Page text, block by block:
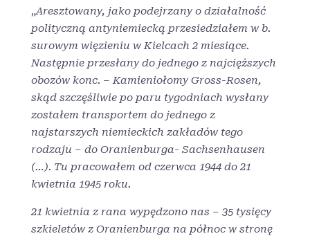
„Aresztowany, jako podejrzany o działalność
polityczną antyniemiecką przesiedziałem w b.
surowym więzieniu w Kielcach 2 miesiące.
Następnie przesłany do jednego z najcięższych
obozów konc. – Kamieniołomy Gross-Rosen,
skąd szczęśliwie po paru tygodniach wysłany
zostałem transportem do jednego z
najstarszych niemieckich zakładów tego
rodzaju – do Oranienburga- Sachsenhausen
(…). Tu pracowałem od czerwca 1944 do 21
kwietnia 1945 roku.
21 kwietnia z rana wypędzono nas – 35 tysięcy
szkieletów z Oranienburga na północ w stronę